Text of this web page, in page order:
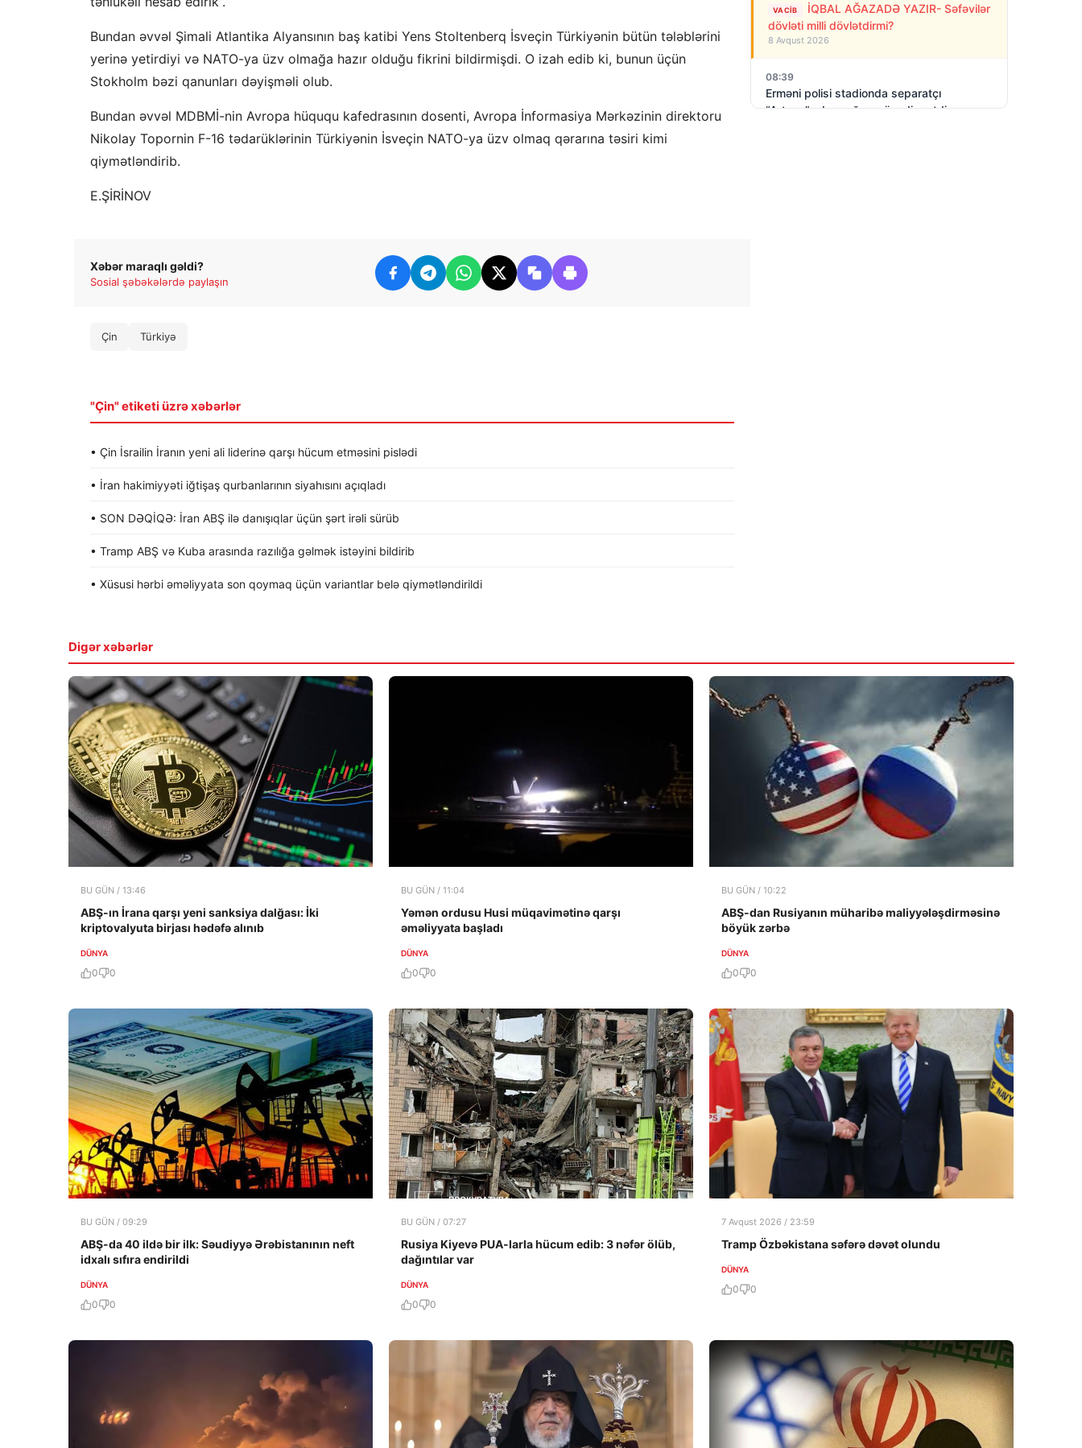
Bundan əvvəl Şimali Atlantika Alyansının baş katibi Yens Stoltenberq İsveçin Türkiyənin bütün tələblərini
yerinə yetirdiyi və NATO-ya üzv olmağa hazır olduğu fikrini bildirmişdi. O izah edib ki, bunun üçün
Stokholm bəzi qanunları dəyişməli olub.
Bundan əvvəl MDBMİ-nin Avropa hüququ kafedrasının dosenti, Avropa İnformasiya Mərkəzinin direktoru
Nikolay Topornin F-16 tədarüklərinin Türkiyənin İsveçin NATO-ya üzv olmaq qərarına təsiri kimi
qiymətləndirib.
E.ŞİRİNOV
Xəbər maraqlı gəldi?
Sosial şəbəkələrdə paylaşın
Çin Türkiyə
"Çin" etiketi üzrə xəbərlər
• Çin İsrailin İranın yeni ali liderinə qarşı hücum etməsini pislədi
• İran hakimiyyəti iğtişaş qurbanlarının siyahısını açıqladı
• SON DƏQİQƏ: İran ABŞ ilə danışıqlar üçün şərt irəli sürüb
• Tramp ABŞ və Kuba arasında razılığa gəlmək istəyini bildirib
• Xüsusi hərbi əməliyyata son qoymaq üçün variantlar belə qiymətləndirildi
VACIB
İQBAL AĞAZADƏ YAZIR- Səfəvilər
dövləti milli dövlətdirmi?
8 Avqust 2026
08:39
Erməni polisi stadionda separatçı
“Artsax”ın bayrağını müsadirə etdi və…
Digər xəbərlər
BU GÜN / 13:46
ABŞ-ın İrana qarşı yeni sanksiya dalğası: İki
kriptovalyuta birjası hədəfə alınıb
DÜNYA
0 0
BU GÜN / 11:04
Yəmən ordusu Husi müqavimətinə qarşı
əməliyyata başladı
DÜNYA
0 0
BU GÜN / 10:22
ABŞ-dan Rusiyanın müharibə maliyyələşdirməsinə
böyük zərbə
DÜNYA
0 0
BU GÜN / 09:29
ABŞ-da 40 ildə bir ilk: Səudiyyə Ərəbistanının neft
idxalı sıfıra endirildi
DÜNYA
0 0
BU GÜN / 07:27
Rusiya Kiyevə PUA-larla hücum edib: 3 nəfər ölüb,
dağıntılar var
DÜNYA
0 0
7 Avqust 2026 / 23:59
Tramp Özbəkistana səfərə dəvət olundu
DÜNYA
0 0